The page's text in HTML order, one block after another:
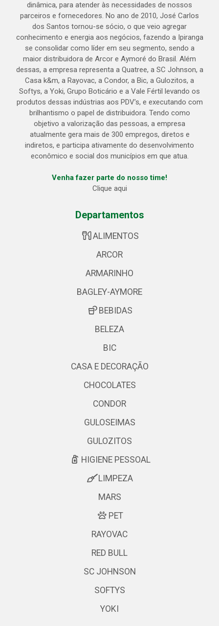
dinâmica, para atender às necessidades de nossos
parceiros e fornecedores. No ano de 2010, José Carlos
dos Santos tornou-se sócio, o que veio agregar
conhecimento e energia aos negócios, fazendo a Ipiranga
se consolidar como líder em seu segmento, sendo a
maior distribuidora de Arcor e Aymoré do Brasil. Além
dessas, a empresa representa a Quatree, a SC Johnson, a
Casa k&m, a Rayovac, a Condor, a Bic, a Gulozitos, a
Softys, a Yoki, Grupo Boticário e a Vale Fértil levando os
produtos dessas indústrias aos PDV’s, e executando com
brilhantismo o papel de distribuidora. Tendo como
objetivo a valorização das pessoas, a empresa
atualmente gera mais de 300 empregos, diretos e
indiretos, e participa ativamente do desenvolvimento
econômico e social dos municípios em que atua.
Venha fazer parte do nosso time!
Clique aqui
Departamentos
ALIMENTOS
ARCOR
ARMARINHO
BAGLEY-AYMORE
BEBIDAS
BELEZA
BIC
CASA E DECORAÇÃO
CHOCOLATES
CONDOR
GULOSEIMAS
GULOZITOS
HIGIENE PESSOAL
LIMPEZA
MARS
PET
RAYOVAC
RED BULL
SC JOHNSON
SOFTYS
YOKI